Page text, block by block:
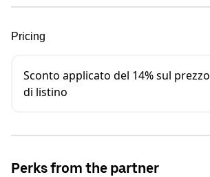
Pricing
Sconto applicato del 14% sul prezzo
di listino
Perks from the partner